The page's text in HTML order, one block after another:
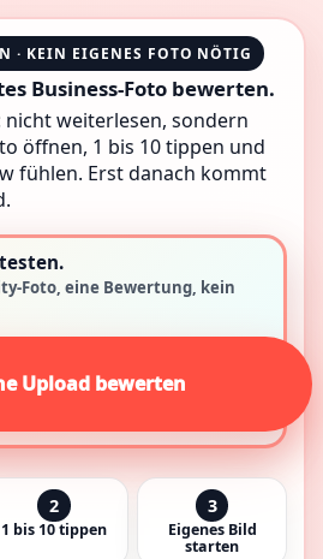
· KEIN EIGENES FOTO NÖTIG
Business-Foto bewerten.
nicht weiterlesen, sondern
öffnen, 1 bis 10 tippen und
fühlen. Erst danach kommt
Foto, eine Bewertung, kein
Upload bewerten
2
1 bis 10 tippen
3
Eigenes Bild
starten